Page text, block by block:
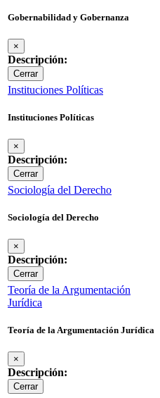
Gobernabilidad y Gobernanza
×
Descripción:
Cerrar
Instituciones Políticas
Instituciones Políticas
×
Descripción:
Cerrar
Sociología del Derecho
Sociología del Derecho
×
Descripción:
Cerrar
Teoría de la Argumentación
Jurídica
Teoría de la Argumentación Jurídica
×
Descripción:
Cerrar